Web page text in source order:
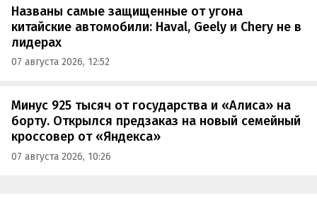
Названы самые защищенные от угона
китайские автомобили: Haval, Geely и Chery не в
лидерах
07 августа 2026, 12:52
Минус 925 тысяч от государства и «Алиса» на
борту. Открылся предзаказ на новый семейный
кроссовер от «Яндекса»
07 августа 2026, 10:26